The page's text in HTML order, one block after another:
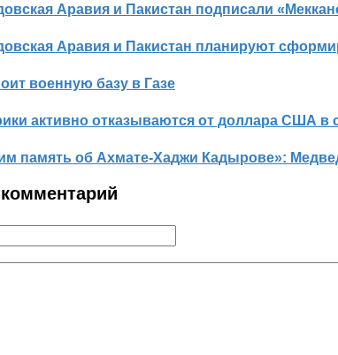
Аравия и Пакистан подписали
Аравия и Пакистан планируют
военную базу в Газе
активно отказываются от доллара США в
память об Ахмате-Хаджи Кадырове»: